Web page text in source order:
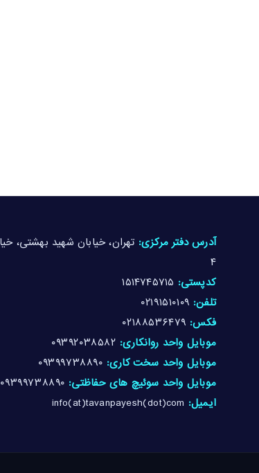
آدرس دفتر مرکزی:
۴
کدپستی: ۱۵۱۴۷۴۵۷۱۵
تلفن: ۰۲۱۹۱۵۱۰۱۰۹
فکس: ۰۲۱۸۸۵۳۶۴۷۹
موبایل واحد روانکاری: ۰۹۳۹۲۰۳۸۵۸۲
موبایل واحد سخت کاری: ۰۹۳۹۹۷۳۸۸۹۰
موبایل واحد سوئیچ های حفاظتی: ۰۹۳۹۹۷۳۸۸۹۰
ایمیل: info(at)tavanpayesh(dot)com